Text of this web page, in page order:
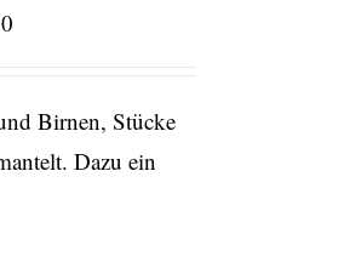
Birnen, Stücke
Dazu ein